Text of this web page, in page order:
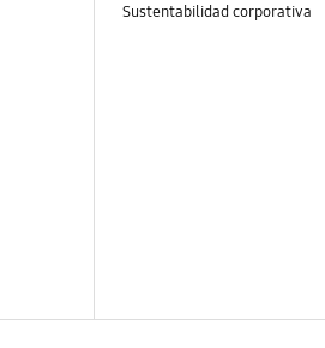
Sustentabilidad corporativa